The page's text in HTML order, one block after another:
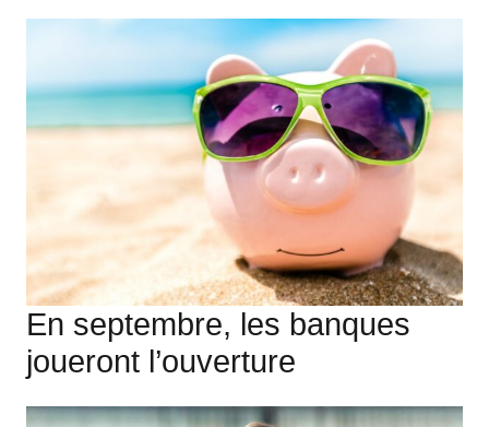
En septembre, les banques
joueront l’ouverture